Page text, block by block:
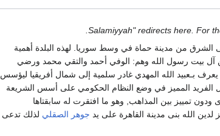
الشرق من مدينة حماة في وسط سوريا. لهذه البلدة أهمية
من آل بيت رسول الله وهم: الوفي أحمد والتقي محمد ورضي
يعرف بـعبيد الله المهدي غادر سلمية إلى شمال أفريقيا ليؤسس
الفريد المميز في وضع النظام الحكومي على أسس الشريعة
ودون تمييز بين المذاهب, وهو ما افتقرت له سابقتاها
لدين الله بنى مدينة القاهرة على يد جوهر الصقلي لذلك تدعى